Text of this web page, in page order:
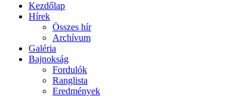
Kezdőlap
Hírek
Összes hír
Archívum
Galéria
Bajnokság
Fordulók
Ranglista
Eredmények